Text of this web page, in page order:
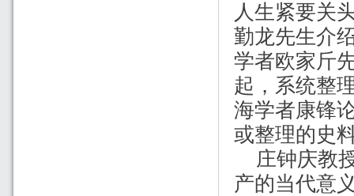
人生紧要关
勤龙先生介
学者欧家斤
起，系统整
海学者康锋
或整理的史
庄钟庆教
产的当代意